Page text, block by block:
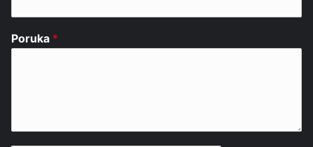
Poruka *